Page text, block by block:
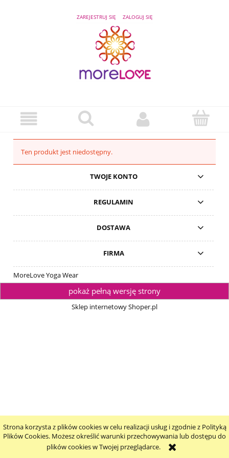
Strona korzysta z plików cookies w celu realizacji usług i zgodnie z Polityką
Plików Cookies. Możesz określić warunki przechowywania lub dostępu do
plików cookies w Twojej przeglądarce.
ZAREJESTRUJ SIĘ ZALOGUJ SIĘ
Ten produkt jest niedostępny.
TWOJE KONTO
REGULAMIN
DOSTAWA
FIRMA
MoreLove Yoga Wear
pokaż pełną wersję strony
Sklep internetowy Shoper.pl